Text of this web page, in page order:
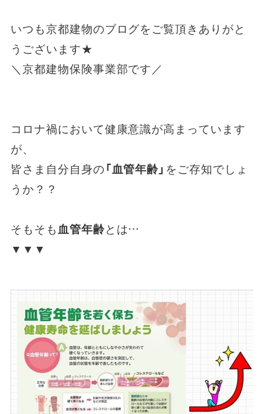
いつも京都建物のブログをご覧頂きありがと
うございます★
＼京都建物保険事業部です／
コロナ禍において健康意識が高まっています
が、
皆さま自分自身の「血管年齢」 をご存知でしょ
うか？？
そもそも 血管年齢とは…
▼▼▼